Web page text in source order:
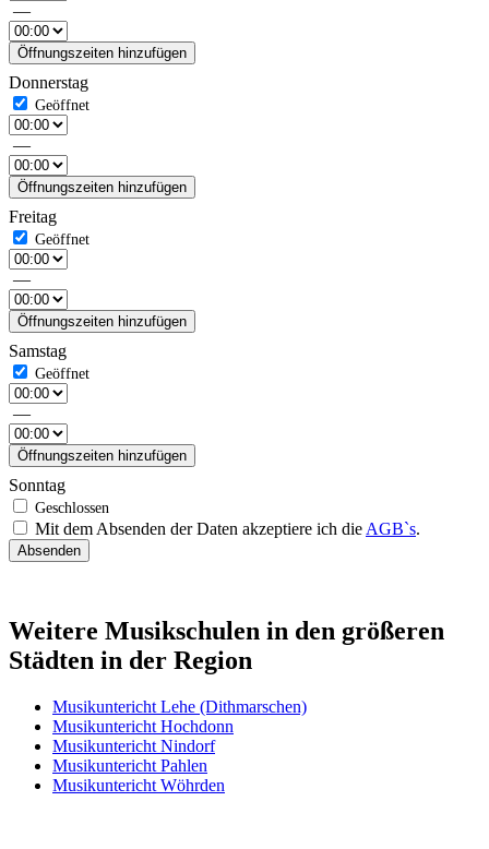
—
Öffnungszeiten hinzufügen
Donnerstag
—
Öffnungszeiten hinzufügen
Freitag
—
Öffnungszeiten hinzufügen
Samstag
—
Öffnungszeiten hinzufügen
Sonntag
Mit dem Absenden der Daten akzeptiere ich die AGB`s.
Absenden
Weitere Musikschulen in den größeren
Städten in der Region
Musikuntericht Lehe (Dithmarschen)
Musikuntericht Hochdonn
Musikuntericht Nindorf
Musikuntericht Pahlen
Musikuntericht Wöhrden